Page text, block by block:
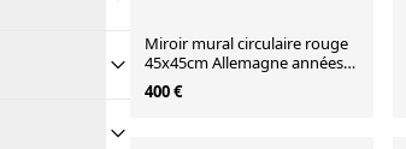
Miroir mural circulaire rouge
45x45cm Allemagne années
1970
400 €